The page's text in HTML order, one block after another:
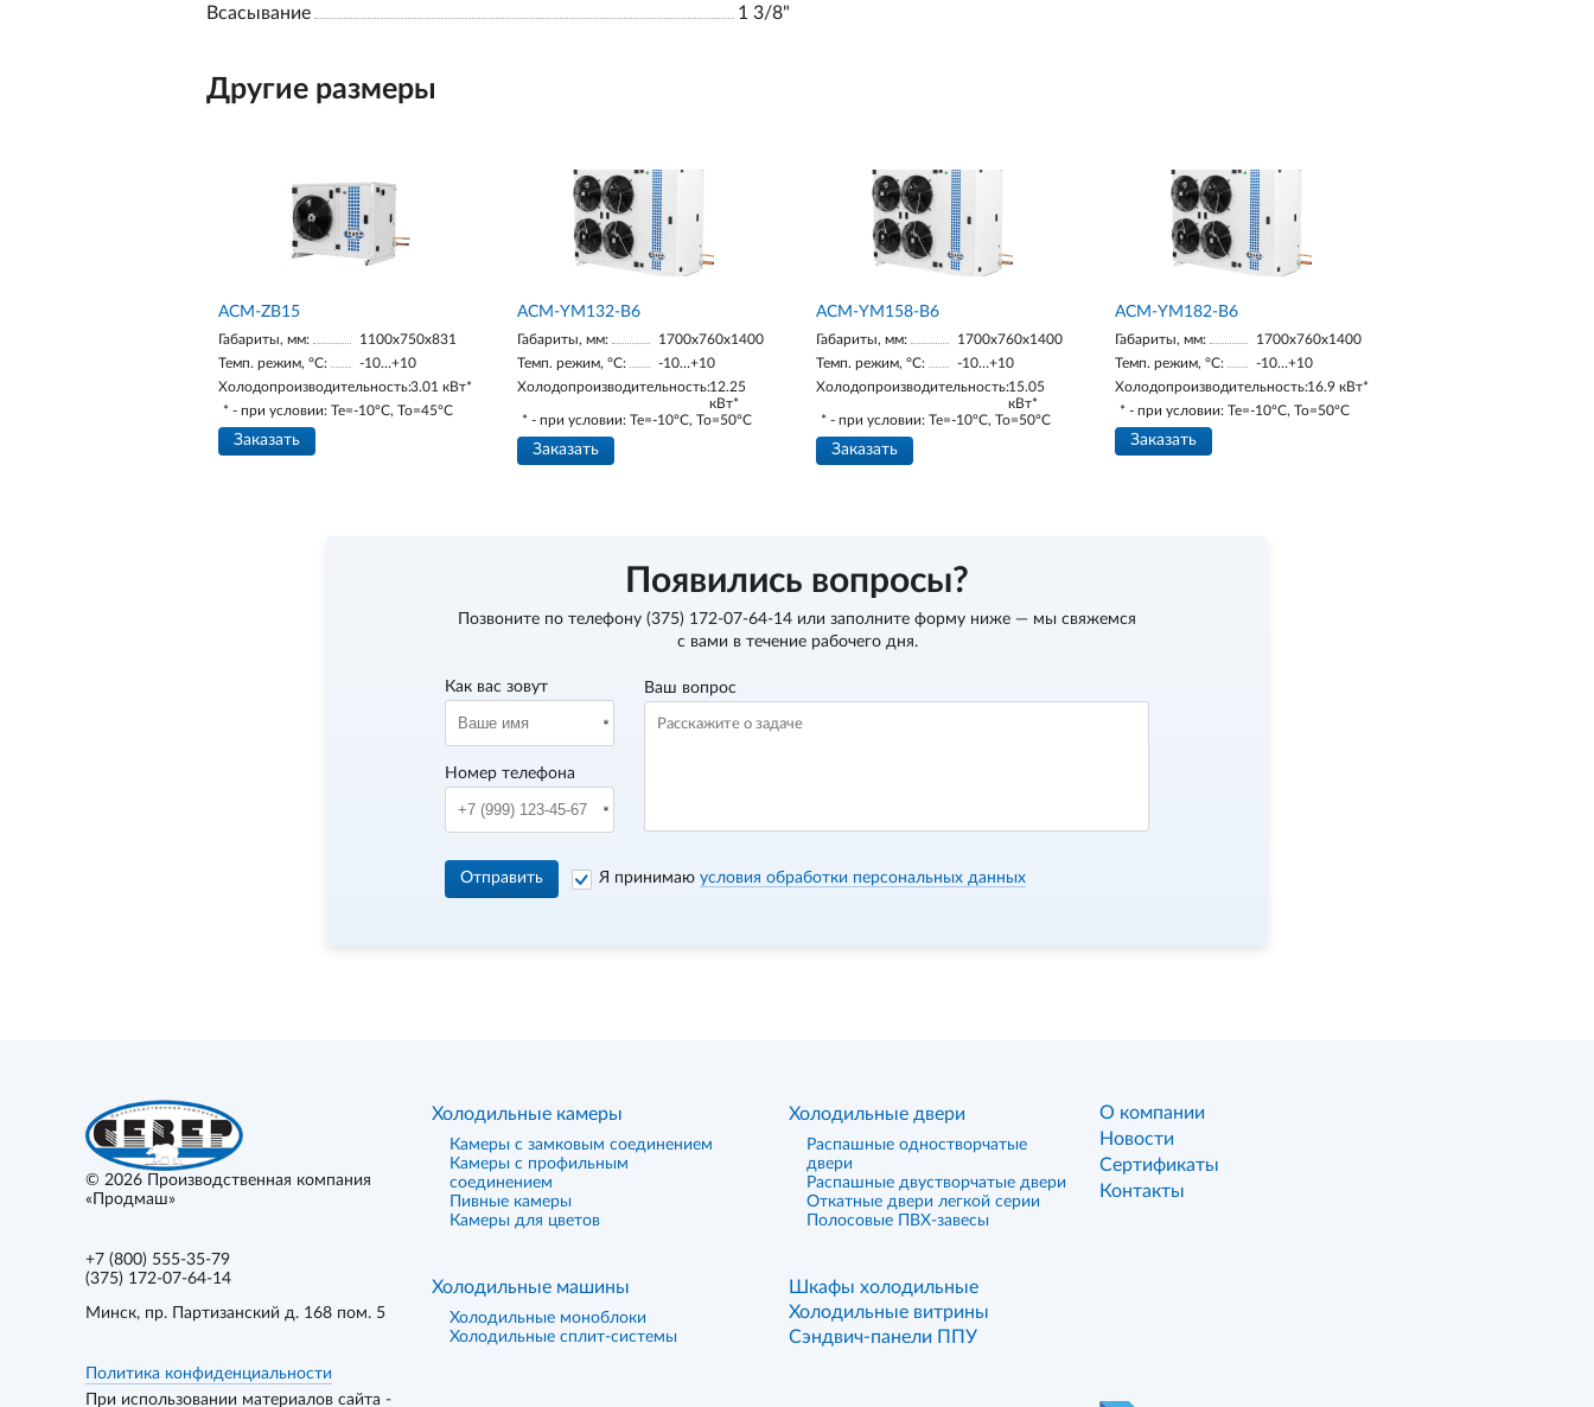
Всасывание
1 3/8"
Другие размеры
ACM-ZB15
Габариты, мм:
1100х750х831
Темп. режим, °С:
-10…+10
Холодопроизводительность:3.01 кВт*
* - при условии: Te=-10ºC, To=45ºC
Заказать
АСМ-YM132-В6
Габариты, мм:
1700х760х1400
Темп. режим, °С:
-10…+10
Холодопроизводительность:12.25
кВт*
* - при условии: Te=-10ºC, To=50ºC
Заказать
АСМ-YM158-В6
Габариты, мм:
1700х760х1400
Темп. режим, °С:
-10…+10
Холодопроизводительность:15.05
кВт*
* - при условии: Te=-10ºC, To=50ºC
Заказать
АСМ-YM182-В6
Габариты, мм:
1700х760х1400
Темп. режим, °С:
-10…+10
Холодопроизводительность:16.9 кВт*
* - при условии: Te=-10ºC, To=50ºC
Заказать
Появились вопросы?
Позвоните по телефону (375) 172-07-64-14 или заполните форму ниже — мы свяжемся
с вами в течение рабочего дня.
Как вас зовут
Номер телефона
Ваш вопрос
Отправить Я принимаю условия обработки персональных данных
© 2026
Производственная компания
«Продмаш»
+7 (800) 555-35-79
(375) 172-07-64-14
Минск, пр. Партизанский д. 168 пом. 5
Политика конфиденциальности
При использовании материалов сайта -
Холодильные камеры
Камеры с замковым соединением
Камеры с профильным
соединением
Пивные камеры
Камеры для цветов
Холодильные двери
Распашные одностворчатые
двери
Распашные двустворчатые двери
Откатные двери легкой серии
Полосовые ПВХ-завесы
Холодильные машины
Холодильные моноблоки
Холодильные сплит-системы
Шкафы холодильные
Холодильные витрины
Сэндвич-панели ППУ
О компании
Новости
Сертификаты
Контакты